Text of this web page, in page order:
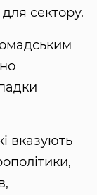
сектору.
вказують